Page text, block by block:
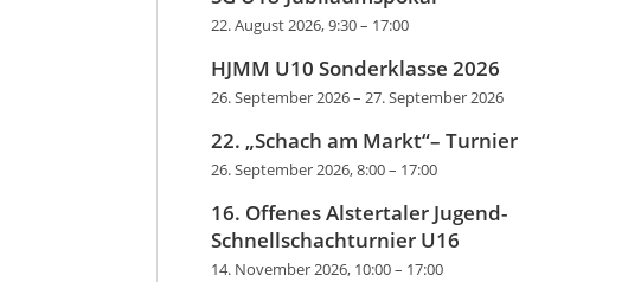
22. August 2026, 9:30– 17:00
HJMM U10 Sonderklasse 2026
26. September 2026– 27. September 2026
22. „Schach am Markt“– Turnier
26. September 2026, 8:00– 17:00
16. Offenes Alstertaler Jugend-
Schnellschachturnier U16
14. November 2026, 10:00– 17:00